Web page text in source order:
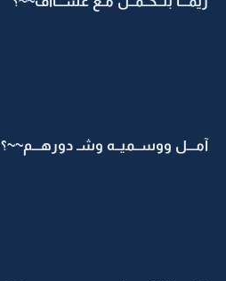
آمـــل ووســميــه وشـ دورهـــم~~؟